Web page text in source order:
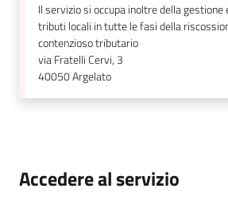
Il servizio si occupa inoltre della gestione
tributi locali in tutte le fasi della
contenzioso tributario
via Fratelli Cervi, 3
40050Argelato
Accedere al servizio